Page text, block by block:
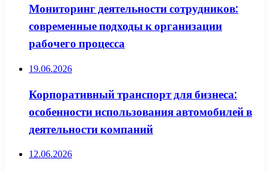
Мониторинг деятельности сотрудников:
современные подходы к организации
рабочего процесса
19.06.2026
Корпоративный транспорт для бизнеса:
особенности использования автомобилей в
деятельности компаний
12.06.2026